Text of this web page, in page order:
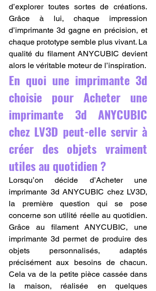
d’explorer toutes sortes de créations.
Grâce à lui, chaque impression
d’imprimante 3d gagne en précision, et
chaque prototype semble plus vivant. La
qualité du filament ANYCUBIC devient
alors le véritable moteur de l’inspiration.
En quoi une imprimante 3d
choisie pour Acheter une
imprimante 3d ANYCUBIC
chez LV3D peut-elle servir à
créer des objets vraiment
utiles au quotidien ?
Lorsqu’on décide d’Acheter une
imprimante 3d ANYCUBIC chez LV3D,
la première question qui se pose
concerne son utilité réelle au quotidien.
Grâce au filament ANYCUBIC, une
imprimante 3d permet de produire des
objets personnalisés, adaptés
précisément aux besoins de chacun.
Cela va de la petite pièce cassée dans
la maison, réalisée en quelques